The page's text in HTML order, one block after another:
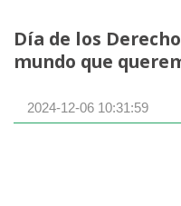
Día de los
mundo que
2024-12-06 10:31:59